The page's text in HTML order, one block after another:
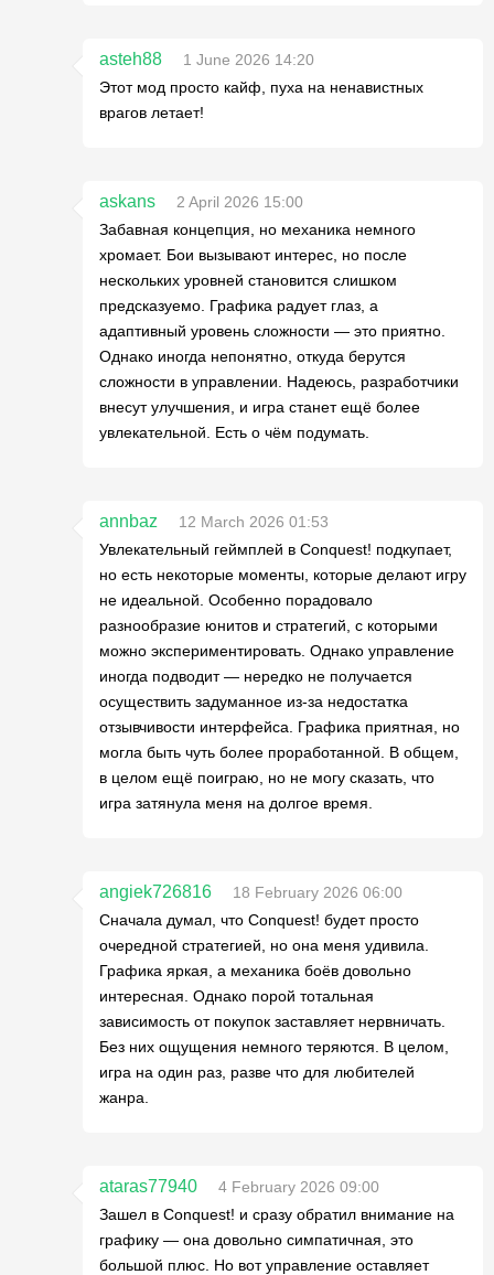
asteh88
1 June 2026 14:20
Этот мод просто кайф, пуха на ненавистных
врагов летает!
askans
2 April 2026 15:00
Забавная концепция, но механика немного
хромает. Бои вызывают интерес, но после
нескольких уровней становится слишком
предсказуемо. Графика радует глаз, а
адаптивный уровень сложности — это приятно.
Однако иногда непонятно, откуда берутся
сложности в управлении. Надеюсь, разработчики
внесут улучшения, и игра станет ещё более
увлекательной. Есть о чём подумать.
annbaz
12 March 2026 01:53
Увлекательный геймплей в Conquest! подкупает,
но есть некоторые моменты, которые делают игру
не идеальной. Особенно порадовало
разнообразие юнитов и стратегий, с которыми
можно экспериментировать. Однако управление
иногда подводит — нередко не получается
осуществить задуманное из-за недостатка
отзывчивости интерфейса. Графика приятная, но
могла быть чуть более проработанной. В общем,
в целом ещё поиграю, но не могу сказать, что
игра затянула меня на долгое время.
angiek726816
18 February 2026 06:00
Сначала думал, что Conquest! будет просто
очередной стратегией, но она меня удивила.
Графика яркая, а механика боёв довольно
интересная. Однако порой тотальная
зависимость от покупок заставляет нервничать.
Без них ощущения немного теряются. В целом,
игра на один раз, разве что для любителей
жанра.
ataras77940
4 February 2026 09:00
Зашел в Conquest! и сразу обратил внимание на
графику — она довольно симпатичная, это
большой плюс. Но вот управление оставляет